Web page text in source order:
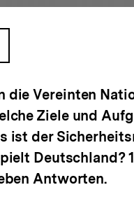
die Vereinten
Ziele und
ist der
Deutschland?
Antworten.